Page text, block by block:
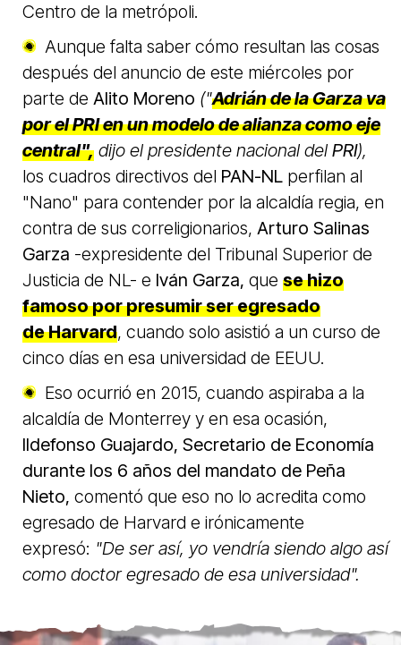
Centro de la metrópoli.
Aunque falta saber cómo resultan las cosas
después del anuncio de este miércoles por
parte de Alito Moreno ("Adrián de la Garza va
por el PRI en un modelo de alianza como eje
central", dijo el presidente nacional del PRI),
los cuadros directivos del PAN-NL perfilan al
"Nano" para contender por la alcaldía regia, en
contra de sus correligionarios, Arturo Salinas
Garza -expresidente del Tribunal Superior de
Justicia de NL- e Iván Garza, que se hizo
famoso por presumir ser egresado
de Harvard, cuando solo asistió a un curso de
cinco días en esa universidad de EEUU.
Eso ocurrió en 2015, cuando aspiraba a la
alcaldía de Monterrey y en esa ocasión,
Ildefonso Guajardo, Secretario de Economía
durante los 6 años del mandato de Peña
Nieto, comentó que eso no lo acredita como
egresado de Harvard e irónicamente
expresó: "De ser así, yo vendría siendo algo así
como doctor egresado de esa universidad".